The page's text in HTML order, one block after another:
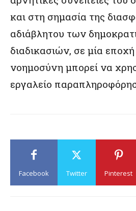
και στη σημασία της
αδιάβλητου των
διαδικασιών, σε μία
νοημοσύνη μπορεί να
εργαλείο
Facebook Twitter Pinterest